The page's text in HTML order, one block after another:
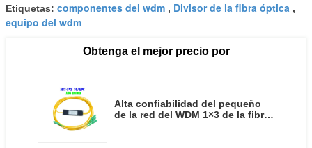
Etiquetas: componentes del wdm , Divisor de la fibra óptica ,
equipo del wdm
Obtenga el mejor precio por
Alta confiabilidad del pequeño
de la red del WDM 1×3 de la fibra